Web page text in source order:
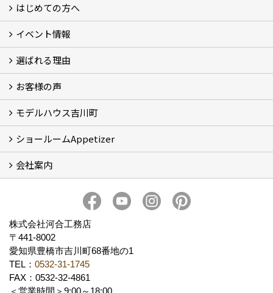
はじめての方へ
フォトギャラリー
性能について
自然素材のお家
オーナー様のおうち訪問
イベント情報
イベント情報
選ばれる理由
5つのやさしさ宣言
3つのプロ宣言
お家づくりスケジュール
お客様の声
お客様の声
モデルハウス吉川町
吉川町モデルハウス
ショールームAppetizer
Appetizer(ショールーム)
Appetizer(レンタルスペース)
会社案内
社長 河合智之の想い
求人情報 Recruit
株式会社河合工務店
〒441-8002
愛知県豊橋市吉川町68番地の1
TEL： 0532-31-1745
FAX：0532-32-4861
＜営業時間＞9:00～18:00